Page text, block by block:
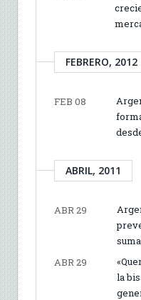
FEBRERO, 2012
FEB 08
ABRIL, 2011
ABR 29
ABR 29
la